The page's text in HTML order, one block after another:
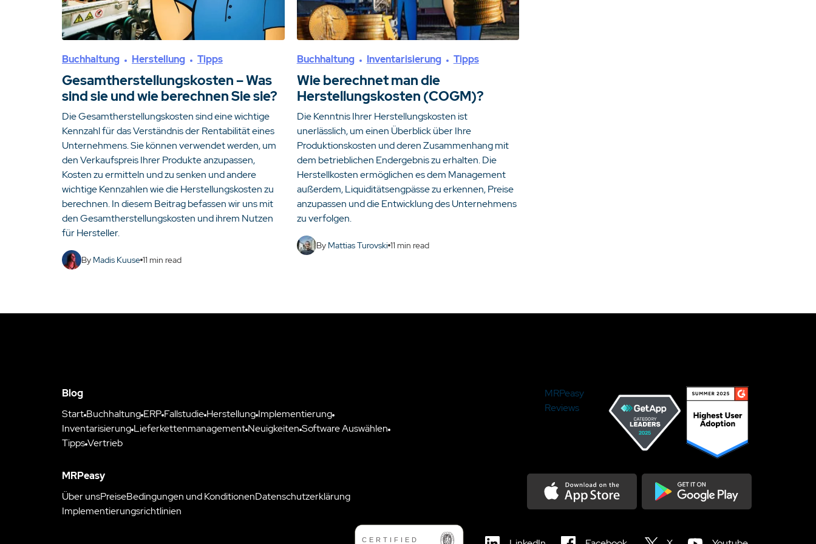
Buchhaltung Herstellung Tipps
Gesamtherstellungskosten – Was
sind sie und wie berechnen Sie sie?
Die Gesamtherstellungskosten sind eine wichtige
Kennzahl für das Verständnis der Rentabilität eines
Unternehmens. Sie können verwendet werden, um
den Verkaufspreis Ihrer Produkte anzupassen,
Kosten zu ermitteln und zu senken und andere
wichtige Kennzahlen wie die Herstellungskosten zu
berechnen. In diesem Beitrag befassen wir uns mit
den Gesamtherstellungskosten und ihrem Nutzen
für Hersteller.
By Madis Kuuse 11 min read
Buchhaltung Inventarisierung Tipps
Wie berechnet man die
Herstellungskosten (COGM)?
Die Kenntnis Ihrer Herstellungskosten ist
unerlässlich, um einen Überblick über Ihre
Produktionskosten und deren Zusammenhang mit
dem betrieblichen Endergebnis zu erhalten. Die
Herstellkosten ermöglichen es dem Management
außerdem, Liquiditätsengpässe zu erkennen, Preise
anzupassen und die Entwicklung des Unternehmens
zu verfolgen.
By Mattias Turovski 11 min read
Blog
Start Buchhaltung ERP Fallstudie Herstellung Implementierung
Inventarisierung Lieferkettenmanagement Neuigkeiten Software Auswählen
TippsVertrieb
MRPeasy
Über unsPreiseBedingungen und KonditionenDatenschutzerklärung
Implementierungsrichtlinien
MRPeasy
Reviews